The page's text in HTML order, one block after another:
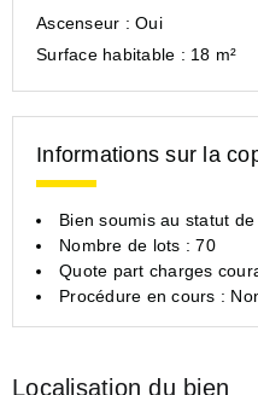
Ascenseur : Oui
Surface habitable : 18 m²
Informations sur la
Bien soumis au statut
Nombre de lots : 70
Quote part charges
Procédure en cours :
Localisation du bien